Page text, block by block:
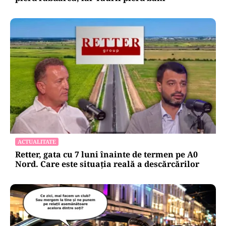
ACTUALITATE
Retter, gata cu 7 luni înainte de termen pe A0
Nord. Care este situația reală a descărcărilor